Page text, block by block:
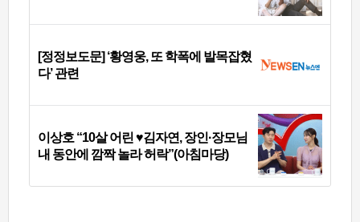
[정정보도문] ‘황영웅, 또 학폭에 발목잡혔
다’ 관련
이상호 “10살 어린 ♥김자연, 장인·장모님
내 동안에 깜짝 놀라 허락”(아침마당)